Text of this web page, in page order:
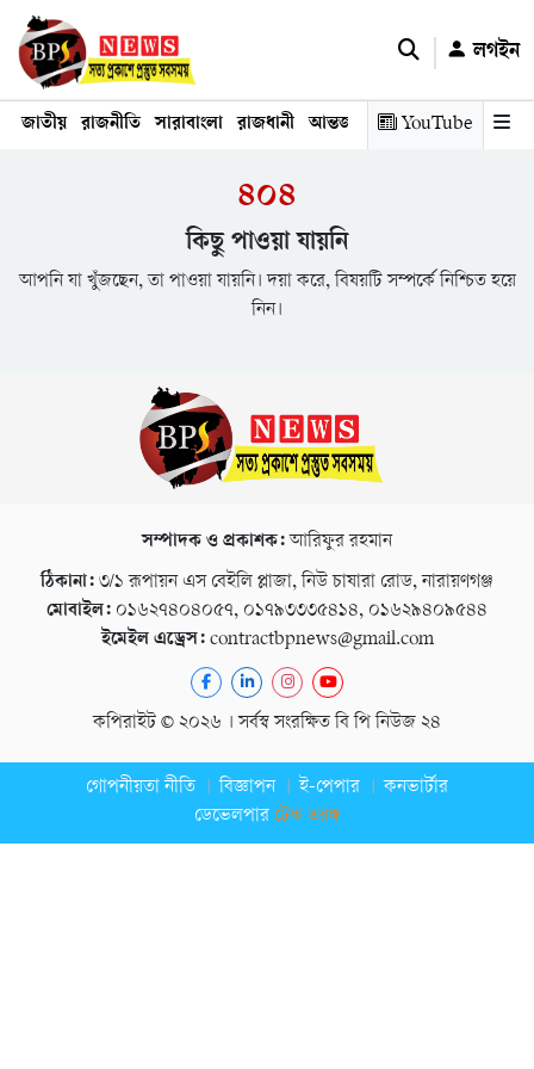
লগইন
জাতীয় রাজনীতি সারাবাংলা রাজধানী আন্তর্জাতিক অর্থনীতি তথ্য
YouTube
৪০৪
কিছু পাওয়া যায়নি
আপনি যা খুঁজছেন, তা পাওয়া যায়নি। দয়া করে, বিষয়টি সম্পর্কে নিশ্চিত হয়ে
নিন।
সম্পাদক ও প্রকাশক:আরিফুর রহমান
ঠিকানা: ৩/১ রূপায়ন এস বেইলি প্লাজা, নিউ চাষারা রোড, নারায়ণগঞ্জ
মোবাইল: ০১৬২৭৪০৪০৫৭, ০১৭৯৩৩৩৫৪১৪, ০১৬২৯৪০৯৫৪৪
ইমেইল এড্রেস:contractbpnews@gmail.com
কপিরাইট © ২০২৬ । সর্বস্ব সংরক্ষিত বি পি নিউজ ২৪
গোপনীয়তা নীতি বিজ্ঞাপন ই-পেপার
কনভার্টার
ডেভেলপার টেক তরঙ্গ